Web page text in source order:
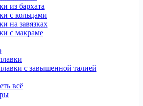
из бархата
с кольцами
на завязках
с макраме
с завышенной талией
всё